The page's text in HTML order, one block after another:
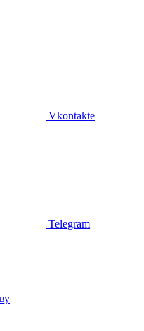
Vkontakte
Telegram